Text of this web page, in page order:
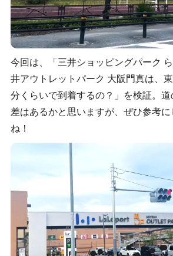
今回は、「三井ショッピングパーク
井アウトレットパーク 大阪門真は、
分くらいで到着するの？」を検証。
差はあるかと思いますが、ぜひ参考
ね！